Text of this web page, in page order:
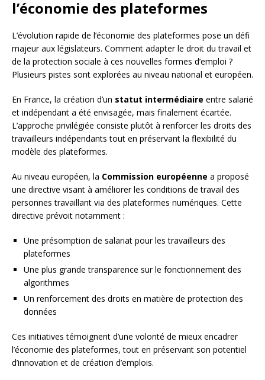
l’économie des plateformes
L’évolution rapide de l’économie des plateformes pose un défi
majeur aux législateurs. Comment adapter le droit du travail et
de la protection sociale à ces nouvelles formes d’emploi ?
Plusieurs pistes sont explorées au niveau national et européen.
En France, la création d’un statut intermédiaire entre salarié
et indépendant a été envisagée, mais finalement écartée.
L’approche privilégiée consiste plutôt à renforcer les droits des
travailleurs indépendants tout en préservant la flexibilité du
modèle des plateformes.
Au niveau européen, la Commission européenne a proposé
une directive visant à améliorer les conditions de travail des
personnes travaillant via des plateformes numériques. Cette
directive prévoit notamment :
Une présomption de salariat pour les travailleurs des
plateformes
Une plus grande transparence sur le fonctionnement des
algorithmes
Un renforcement des droits en matière de protection des
données
Ces initiatives témoignent d’une volonté de mieux encadrer
l’économie des plateformes, tout en préservant son potentiel
d’innovation et de création d’emplois.